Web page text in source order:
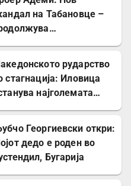
на Табановце –
рударство
стагнација: Иловица
најголемата
Георгиевски откри:
дедо е роден во
Бугарија